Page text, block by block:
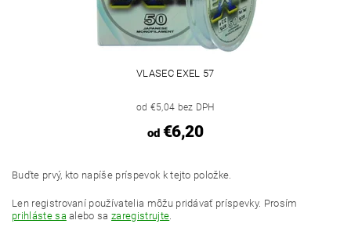
VLASEC EXEL 57
od €5,04 bez DPH
od€6,20
Buďte prvý, kto napíše príspevok k tejto položke.
Len registrovaní používatelia môžu pridávať príspevky. Prosím
prihláste sa alebo sazaregistrujte.